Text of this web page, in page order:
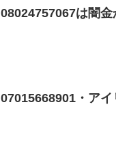
08024757067は闇金
07015668901・アイ